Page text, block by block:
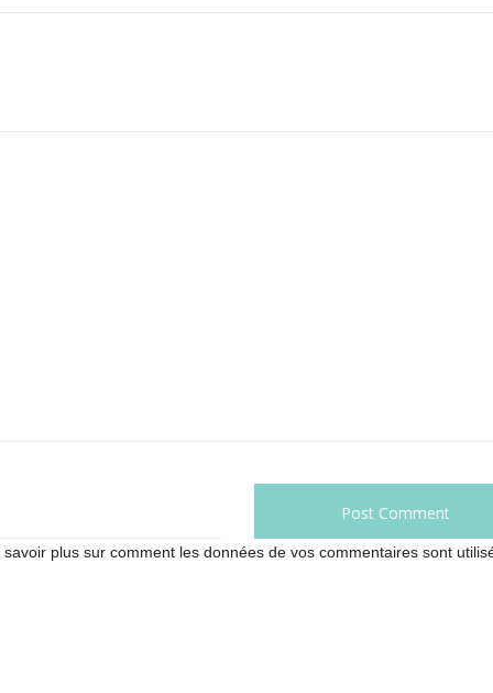
savoir plus sur comment les données de vos commentaires sont